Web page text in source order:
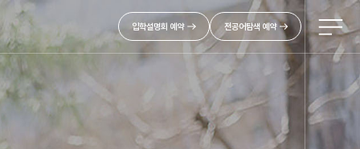
입학설명회 예약 전공어탐색 예약